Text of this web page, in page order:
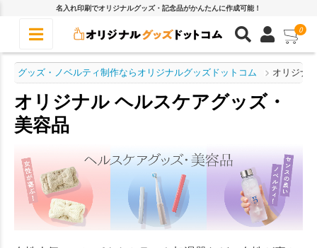
名入れ印刷でオリジナルグッズ・記念品がかんたんに作成可能！
0
グッズ・ノベルティ制作ならオリジナルグッズドットコム オリジナ
オリジナル ヘルスケアグッズ・
美容品